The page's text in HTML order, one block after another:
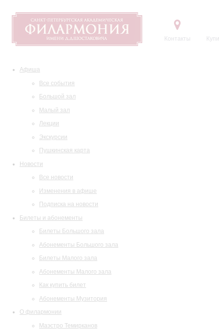
Контакты
Афиша
Все события
Большой зал
Малый зал
Лекции
Экскурсии
Пушкинская карта
Новости
Все новости
Изменения в афише
Подписка на новости
Билеты и абонементы
Билеты Большого зала
Абонементы Большого зала
Билеты Малого зала
Абонементы Малого зала
Как купить билет
Абонементы Музитория
О филармонии
Маэстро Темирканов